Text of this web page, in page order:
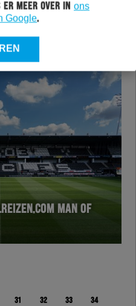
meer over in ons
Google.
DRIEPUNTER
MAN OF
31 32 33 34